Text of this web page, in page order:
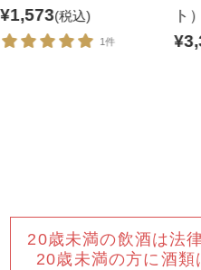
¥1,573(税込)
1件
ト
20歳未満の飲酒は法
20歳未満の方に酒類